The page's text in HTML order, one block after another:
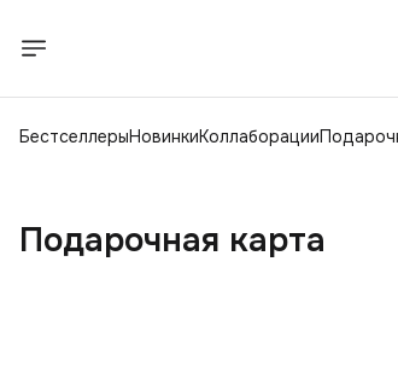
БестселлерыНовинкиКоллаборации
Подарочная карта